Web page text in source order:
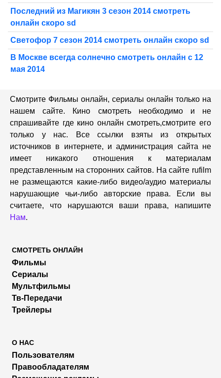
Последний из Магикян 3 сезон 2014 смотреть
онлайн скоро sd
Светофор 7 сезон 2014 смотреть онлайн скоро sd
В Москве всегда солнечно смотреть онлайн с 12
мая 2014
Смотрите Фильмы онлайн, сериалы онлайн только на
нашем сайте. Кино смотреть необходимо и не
спрашивайте где кино онлайн смотреть,cмотрите его
только у нас. Все ссылки взяты из открытых
источников в интернете, и администрация сайта не
имеет никакого отношения к материалам
представленным на сторонних сайтов. На сайте rufilm
не размещаются какие-либо видео/аудио материалы
нарушающие чьи-либо авторские права. Если вы
считаете, что нарушаются ваши права, напишите
Нам.
СМОТРЕТЬ ОНЛАЙН
Фильмы
Сериалы
Мультфильмы
Тв-Передачи
Трейлеры
О НАС
Пользователям
Правообладателям